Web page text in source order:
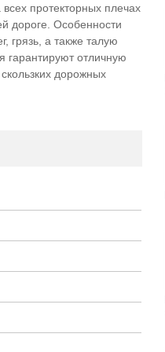
протекторных плечах
дороге. Особенности
грязь, а также талую
гарантируют отличную
дорожных